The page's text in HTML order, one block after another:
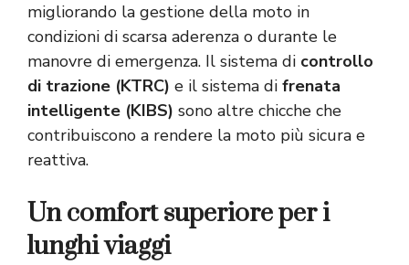
migliorando la gestione della moto in
condizioni di scarsa aderenza o durante le
manovre di emergenza. Il sistema di controllo
di trazione (KTRC) e il sistema di frenata
intelligente (KIBS) sono altre chicche che
contribuiscono a rendere la moto più sicura e
reattiva.
Un comfort superiore per i
lunghi viaggi